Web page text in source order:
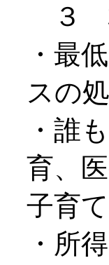
３
・最
スの
・誰
育、
子育
・所